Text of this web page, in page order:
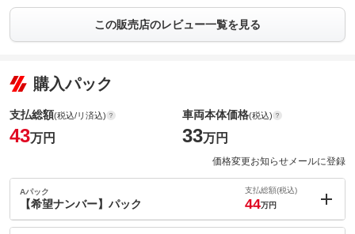
この販売店のレビュー一覧を見る
購入パック
支払総額(税込/リ済込)
43万円
車両本体価格(税込)
33万円
価格変更お知らせメールに登録
Aパック
【希望ナンバー】パック
支払総額(税込)
44万円
内：オプシ